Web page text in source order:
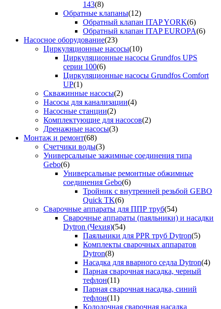
143(8)
Обратные клапаны(12)
Обратный клапан ITAP YORK(6)
Обратный клапан ITAP EUROPA(6)
Насосное оборудование(23)
Циркуляционные насосы(10)
Циркуляционные насосы Grundfos UPS
серии 100(6)
Циркуляционные насосы Grundfos Comfort
UP(1)
Скважинные насосы(2)
Насосы для канализации(4)
Насосные станции(2)
Комплектующие для насосов(2)
Дренажные насосы(3)
Монтаж и ремонт(68)
Счетчики воды(3)
Универсальные зажимные соединения типа
Gebo(6)
Универсальные ремонтные обжимные
соединения Gebo(6)
Тройник с внутренней резьбой GEBO
Quick TK(6)
Сварочные аппараты для ППР труб(54)
Сварочные аппараты (паяльники) и насадки
Dytron (Чехия)(54)
Паяльники для PPR труб Dytron(5)
Комплекты сварочных аппаратов
Dytron(8)
Насадка для вварного седла Dytron(4)
Парная сварочная насадка, черный
тефлон(11)
Парная сварочная насадка, синий
тефлон(11)
Колодочная сварочная насадка